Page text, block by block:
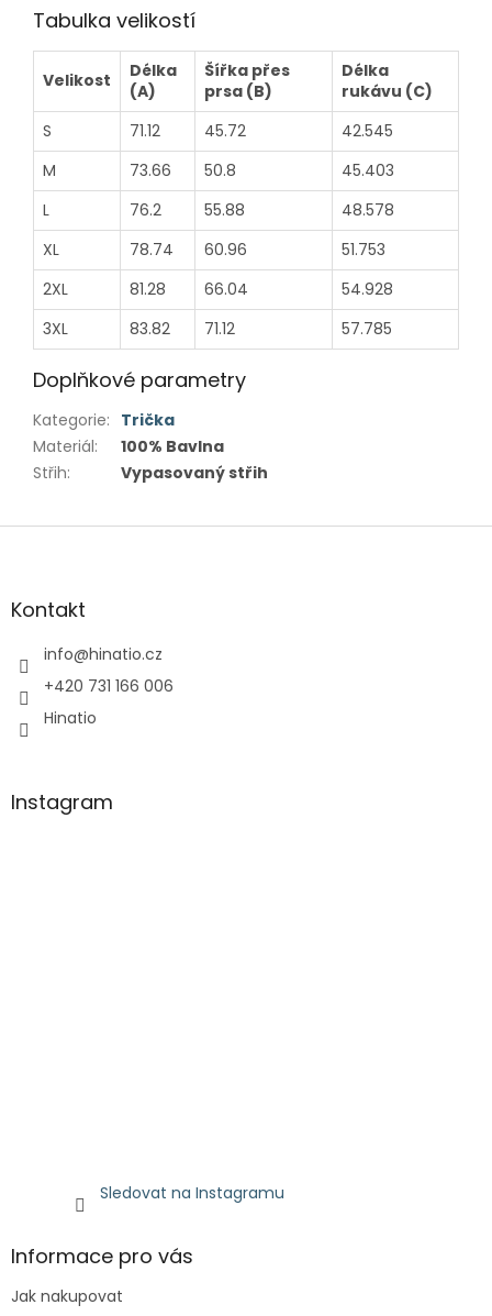
Tabulka velikostí
Velikost
Délka
(A)
Šířka přes
prsa (B)
Délka
rukávu (C)
S
71.12 45.72
42.545
M
73.66 50.8
45.403
L
76.2 55.88
48.578
XL
78.74 60.96
51.753
2XL
81.28 66.04
54.928
3XL
83.82 71.12 57.785
Doplňkové parametry
Kategorie: Trička
Materiál:
100% Bavlna
Střih: Vypasovaný střih
Z
aKontakt
info@hinatio.cz
+420 731 166 006
Hinatio
Instagram
Sledovat na Instagramu
Informace pro vás
Jak nakupovat